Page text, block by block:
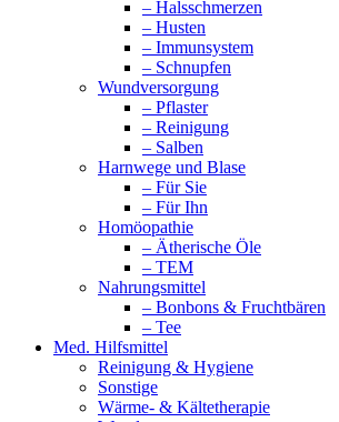
– Halsschmerzen
– Husten
– Immunsystem
– Schnupfen
Wundversorgung
– Pflaster
– Reinigung
– Salben
Harnwege und Blase
– Für Sie
– Für Ihn
Homöopathie
– Ätherische Öle
– TEM
Nahrungsmittel
– Bonbons & Fruchtbären
– Tee
Med. Hilfsmittel
Reinigung & Hygiene
Sonstige
Wärme- & Kältetherapie